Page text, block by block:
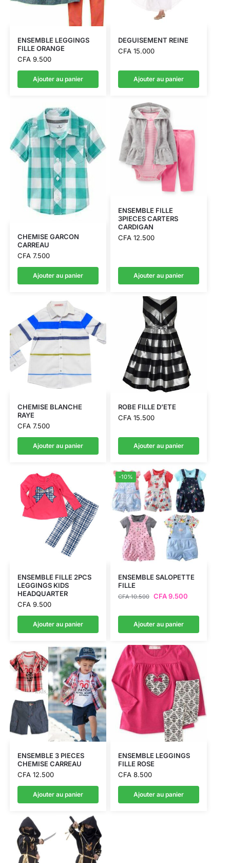
ENSEMBLE LEGGINGS
FILLE ORANGE
CFA9.500
Ajouter au panier
DEGUISEMENT REINE
CFA15.000
Ajouter au panier
CHEMISE GARCON
CARREAU
CFA7.500
Ajouter au panier
ENSEMBLE FILLE
3PIECES CARTERS
CARDIGAN
CFA12.500
Ajouter au panier
CHEMISE BLANCHE
RAYE
CFA7.500
Ajouter au panier
ROBE FILLE D’ETE
CFA15.500
Ajouter au panier
ENSEMBLE FILLE 2PCS
LEGGINGS KIDS
HEADQUARTER
CFA9.500
Ajouter au panier
-10%
ENSEMBLE SALOPETTE
FILLE
CFA10.500 CFA9.500
Ajouter au panier
ENSEMBLE 3 PIECES
CHEMISE CARREAU
CFA12.500
Ajouter au panier
ENSEMBLE LEGGINGS
FILLE ROSE
CFA8.500
Ajouter au panier